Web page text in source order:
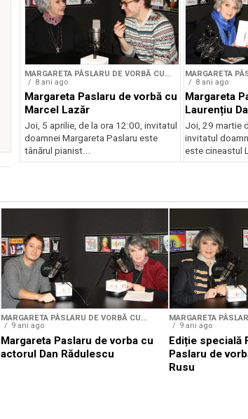
MARGARETA PÂSLARU DE VORBĂ CU...
8 ani ago
Margareta Paslaru de vorbă cu
Marcel Lazăr
Joi, 5 aprilie, de la ora 12:00, invitatul
doamnei Margareta Paslaru este
tânărul pianist...
MARGARETA
8 ani ago
Margareta
Laurențiu
Joi, 29 martie
invitatul
este cineastul
MARGARETA PÂSLARU DE VORBĂ CU...
9 ani ago
Margareta Paslaru de vorba cu
actorul Dan Rădulescu
MARGARETA
9 ani ago
Ediție specială
Paslaru de
Rusu